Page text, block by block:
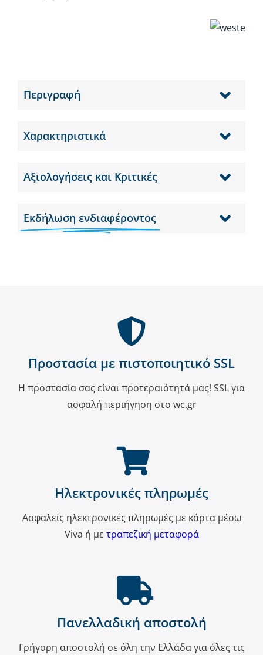
Περιγραφή
Χαρακτηριστικά
Αξιολογήσεις και Κριτικές
Εκδήλωση ενδιαφέροντος
Προστασία με πιστοποιητικό SSL
Η προστασία σας είναι προτεραιότητά μας! SSL για
ασφαλή περιήγηση στο wc.gr
Ηλεκτρονικές πληρωμές
Ασφαλείς ηλεκτρονικές πληρωμές με κάρτα μέσω
Viva ή με τραπεζική μεταφορά
Πανελλαδική αποστολή
Γρήγορη αποστολή σε όλη την Ελλάδα για όλες τις